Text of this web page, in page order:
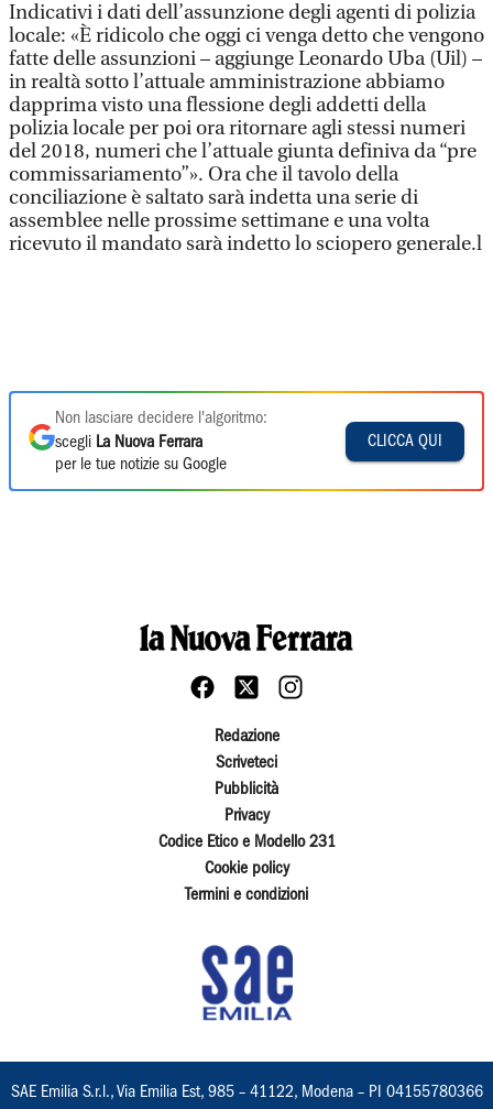
Indicativi i dati dell’assunzione degli agenti di polizia
locale: «È ridicolo che oggi ci venga detto che vengono
fatte delle assunzioni – aggiunge Leonardo Uba (Uil) –
in realtà sotto l’attuale amministrazione abbiamo
dapprima visto una flessione degli addetti della
polizia locale per poi ora ritornare agli stessi numeri
del 2018, numeri che l’attuale giunta definiva da “pre
commissariamento”». Ora che il tavolo della
conciliazione è saltato sarà indetta una serie di
assemblee nelle prossime settimane e una volta
ricevuto il mandato sarà indetto lo sciopero generale.l
Non lasciare decidere l'algoritmo:
scegli La Nuova Ferrara
per le tue notizie su Google
CLICCA QUI
Redazione
Scriveteci
Pubblicità
Privacy
Codice Etico e Modello 231
Cookie policy
Termini e condizioni
SAE Emilia S.r.l., Via Emilia Est, 985 – 41122, Modena – PI 04155780366